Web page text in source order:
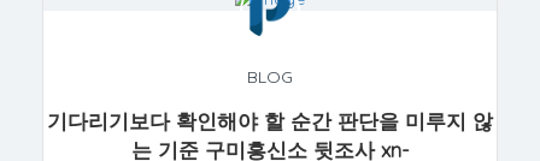
BLOG
기다리기보다 확인해야 할 순간 판단을 미루지 않
는 기준 구미흥신소 뒷조사 xn-